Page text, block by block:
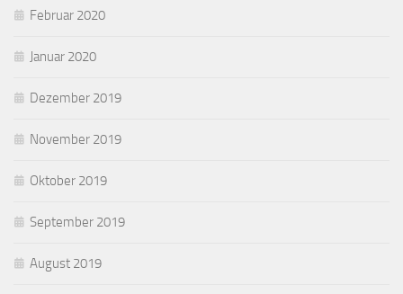
Februar 2020
Januar 2020
Dezember 2019
November 2019
Oktober 2019
September 2019
August 2019